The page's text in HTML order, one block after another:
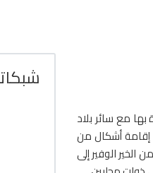
مع سائر بلاد
إقامة أشكال من
الوفير إلى